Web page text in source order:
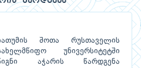
შოთა რუსთაველის
უნივერსიტეტში
აჭარის წარდგენა